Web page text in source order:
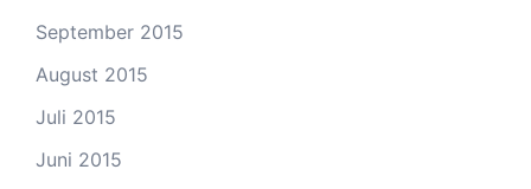
September 2015
August 2015
Juli 2015
Juni 2015